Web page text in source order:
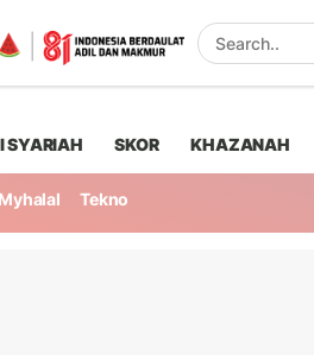
SYARIAH SKOR KHAZANAH
Myhalal Tekno